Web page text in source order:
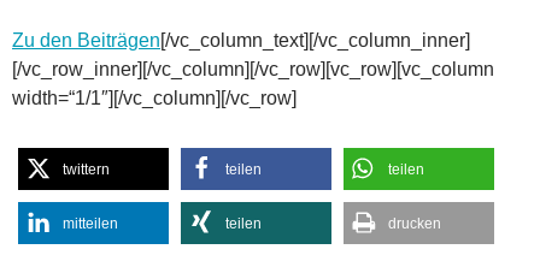
Zu den Beiträgen[/vc_column_text][/vc_column_inner]
[/vc_row_inner][/vc_column][/vc_row][vc_row][vc_column
width=“1/1″][/vc_column][/vc_row]
twittern teilen teilen
mitteilen teilen drucken